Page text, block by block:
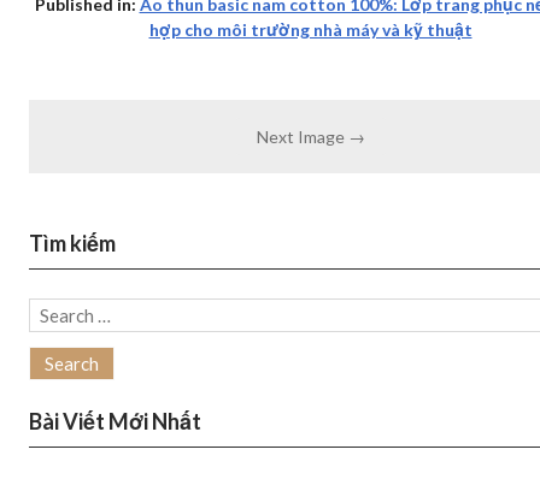
Published in: Áo thun basic nam cotton 100%: Lớp trang phục
hợp cho môi trường nhà máy và kỹ thuật
Next Image →
Tìm kiếm
Search
for:
Bài Viết Mới Nhất